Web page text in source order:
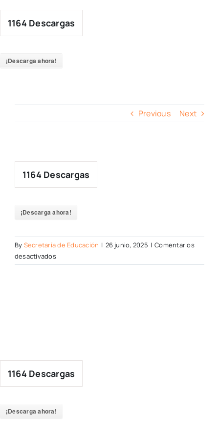
content
1164 Descargas
¡Descarga ahora!
Previous Next
1164 Descargas
¡Descarga ahora!
By Secretaría de Educación | 26 junio, 2025 | Comentarios
desactivadosen
1164 Descargas
¡Descarga ahora!